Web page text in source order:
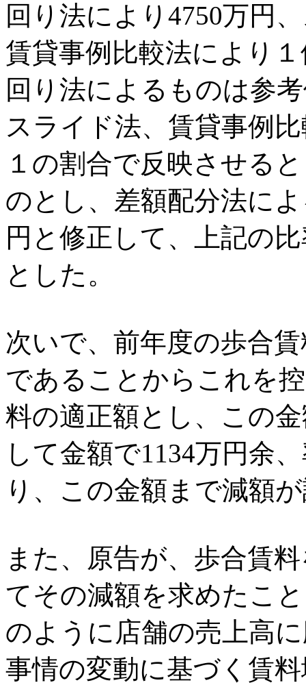
回り法により4750万円
賃貸事例比較法により
回り法によるものは参
スライド法、賃貸事例
１の割合で反映させる
のとし、差額配分法に
円と修正して、上記の
とした。
次いで、前年度の歩合
であることからこれを
料の適正額とし、この
して金額で1134万円余
り、この金額まで減額
また、原告が、歩合賃
てその減額を求めたこ
のように店舗の売上高
事情の変動に基づく賃